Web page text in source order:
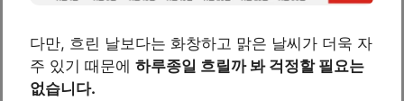
다만, 흐린 날보다는 화창하고 맑은 날씨가 더욱 자
주 있기 때문에 하루종일 흐릴까 봐 걱정할 필요는
없습니다.